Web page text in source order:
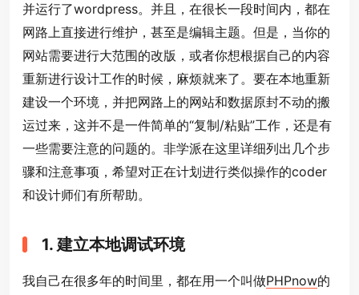
并运行了wordpress。并且，在很长一段时间内，都在
网路上直接进行维护，甚至是编辑主题。但是，当你的
网站需要进行大范围的改版，或者你想根据自己的内容
重新进行设计工作的时候，麻烦就来了。要在本地重新
建设一个环境，并把网路上的网站和数据原封不动的搬
运过来，这并不是一件简单的“复制/粘贴”工作，还是有
一些需要注意的问题的。非学派在这里详细列出几个步
骤和注意事项，希望对正在计划进行类似操作的coder
和设计师们有所帮助。
1. 建立本地调试环境
我自己在很多年的时间里，都在用一个叫做PHPnow的